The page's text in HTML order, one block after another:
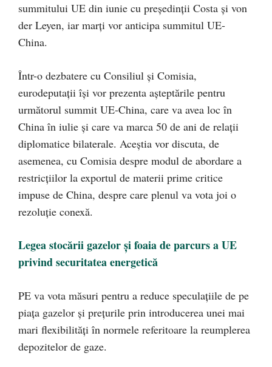
summitului UE din iunie cu președinții Costa și von
der Leyen, iar marți vor anticipa summitul UE-
China.
Într-o dezbatere cu Consiliul și Comisia,
eurodeputații își vor prezenta așteptările pentru
următorul summit UE-China, care va avea loc în
China în iulie și care va marca 50 de ani de relații
diplomatice bilaterale. Aceștia vor discuta, de
asemenea, cu Comisia despre modul de abordare a
restricțiilor la exportul de materii prime critice
impuse de China, despre care plenul va vota joi o
rezoluție conexă.
Legea stocării gazelor și foaia de parcurs a UE
privind securitatea energetică
PE va vota măsuri pentru a reduce speculațiile de pe
piața gazelor și prețurile prin introducerea unei mai
mari flexibilități în normele referitoare la reumplerea
depozitelor de gaze.